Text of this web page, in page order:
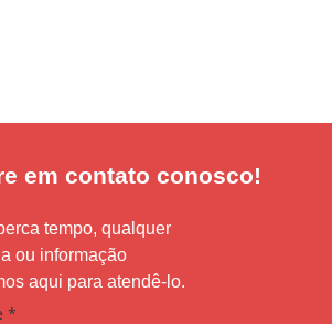
em contato conosco!
tempo, qualquer
ou informação
aqui para atendê-lo.
*